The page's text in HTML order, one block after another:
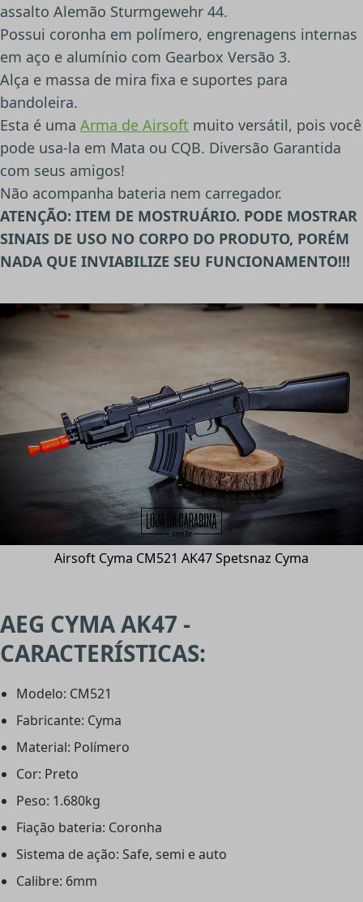
assalto Alemão Sturmgewehr 44.
Possui coronha em polímero, engrenagens internas
em aço e alumínio com Gearbox Versão 3.
Alça e massa de mira fixa e suportes para
bandoleira.
Esta é uma Arma de Airsoft muito versátil, pois você
pode usa-la em Mata ou CQB. Diversão Garantida
com seus amigos!
Não acompanha bateria nem carregador.
ATENÇÃO: ITEM DE MOSTRUÁRIO. PODE MOSTRAR
SINAIS DE USO NO CORPO DO PRODUTO, PORÉM
NADA QUE INVIABILIZE SEU FUNCIONAMENTO!!!
Airsoft Cyma CM521 AK47 Spetsnaz Cyma
AEG CYMA AK47 -
CARACTERÍSTICAS:
Modelo: CM521
Fabricante: Cyma
Material: Polímero
Cor: Preto
Peso: 1.680kg
Fiação bateria: Coronha
Sistema de ação: Safe, semi e auto
Calibre: 6mm